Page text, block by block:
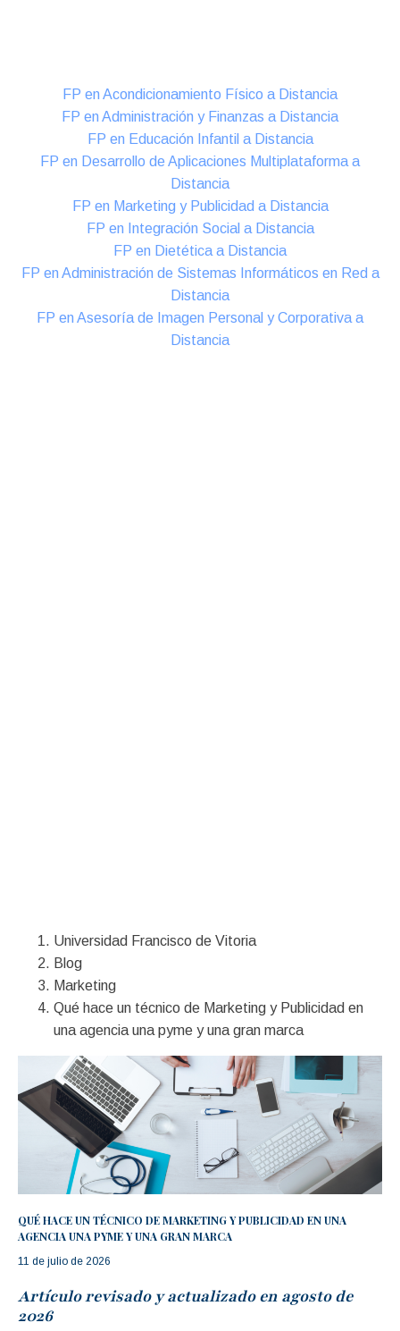
FP en Acondicionamiento Físico a Distancia
FP en Administración y Finanzas a Distancia
FP en Educación Infantil a Distancia
FP en Desarrollo de Aplicaciones Multiplataforma a
Distancia
FP en Marketing y Publicidad a Distancia
FP en Integración Social a Distancia
FP en Dietética a Distancia
FP en Administración de Sistemas Informáticos en Red a
Distancia
FP en Asesoría de Imagen Personal y Corporativa a
Distancia
Universidad Francisco de Vitoria
Blog
Marketing
Qué hace un técnico de Marketing y Publicidad en
una agencia una pyme y una gran marca
QUÉ HACE UN TÉCNICO DE MARKETING Y PUBLICIDAD EN UNA
AGENCIA UNA PYME Y UNA GRAN MARCA
11 de julio de 2026
Artículo revisado y actualizado en agosto de
2026